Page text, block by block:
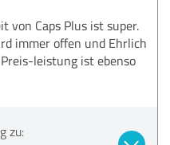
von Caps Plus ist super.
immer offen und Ehrlich
leistung ist ebenso
zu: